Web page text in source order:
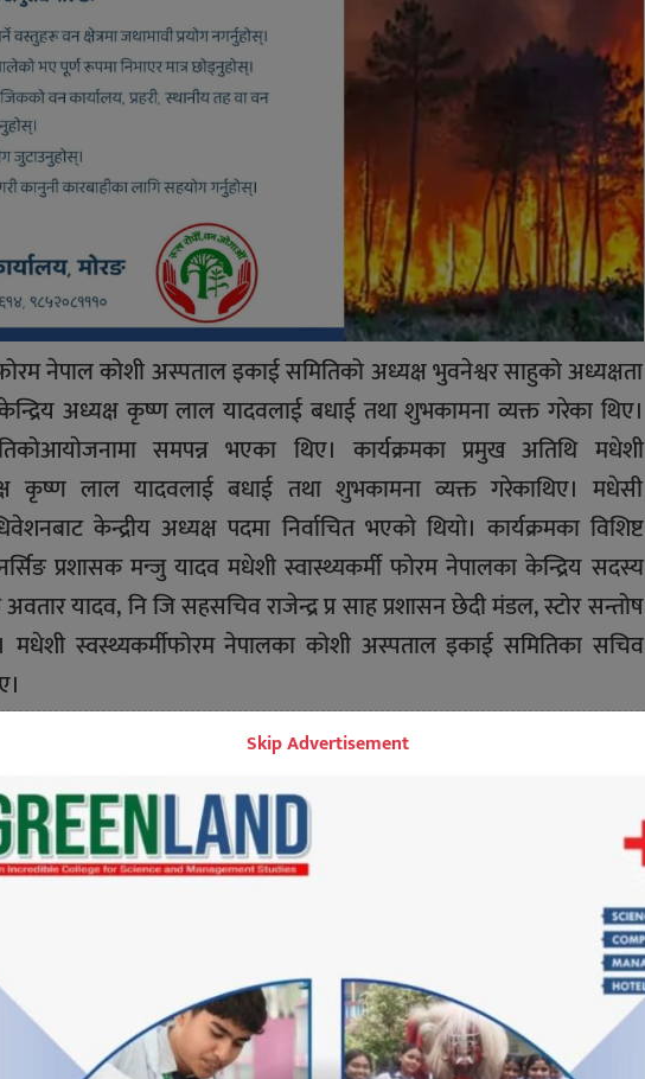
नेपाल कोशी अस्पताल इकाई समितिको अध्यक्ष भुवनेश्वर साहुको अध्यक्षता
अध्यक्ष कृष्ण लाल यादवलाई बधाई तथा शुभकामना व्यक्त गरेका थिए।
समपन्न भएका थिए। कार्यक्रमका प्रमुख अतिथि मधेशी
कृष्ण लाल यादवलाई बधाई तथा शुभकामना व्यक्त गरेकाथिए। मधेसी
केन्द्रीय अध्यक्ष पदमा निर्वाचित भएकाे थियाे। कार्यक्रमका विशिष्ट
प्रशासक मन्जु यादव मधेशी स्वास्थ्यकर्मी फोरम नेपालका केन्द्रिय सदस्य
यादव, नि जि सहसचिव राजेन्द्र प्र साह प्रशासन छेदी मंडल, स्टोर सन्तोष
मधेशी स्वस्थ्यकर्मीफोरम नेपालका कोशी अस्पताल इकाई समितिका सचिव
Skip Advertisement